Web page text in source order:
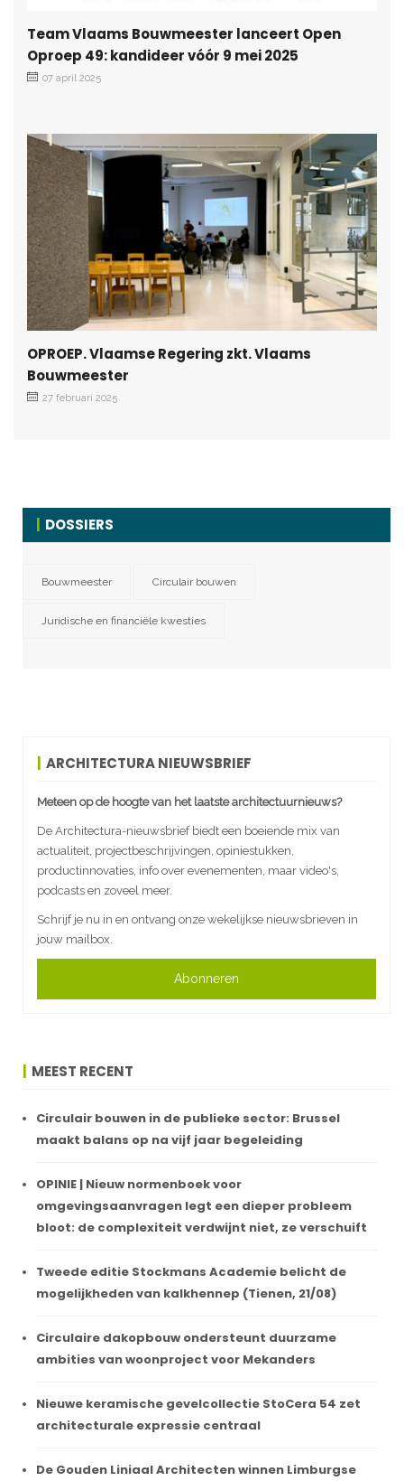
Team Vlaams Bouwmeester lanceert Open
Oproep 49: kandideer vóór 9 mei 2025
07 april 2025
OPROEP. Vlaamse Regering zkt. Vlaams
Bouwmeester
27 februari 2025
DOSSIERS
Bouwmeester Circulair bouwen
Juridische en financiële kwesties
ARCHITECTURA NIEUWSBRIEF
Meteen op de hoogte van het laatste architectuurnieuws?
De Architectura-nieuwsbrief biedt een boeiende mix van
actualiteit, projectbeschrijvingen, opiniestukken,
productinnovaties, info over evenementen, maar video's,
podcasts en zoveel meer.
Schrijf je nu in en ontvang onze wekelijkse nieuwsbrieven in
jouw mailbox.
Abonneren
MEEST RECENT
Circulair bouwen in de publieke sector: Brussel
maakt balans op na vijf jaar begeleiding
OPINIE | Nieuw normenboek voor
omgevingsaanvragen legt een dieper probleem
bloot: de complexiteit verdwijnt niet, ze verschuift
Tweede editie Stockmans Academie belicht de
mogelijkheden van kalkhennep (Tienen, 21/08)
Circulaire dakopbouw ondersteunt duurzame
ambities van woonproject voor Mekanders
Nieuwe keramische gevelcollectie StoCera 54 zet
architecturale expressie centraal
De Gouden Liniaal Architecten winnen Limburgse